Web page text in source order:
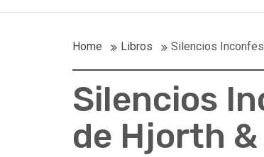
Home Libros Silencios
Silencios
de Hjorth